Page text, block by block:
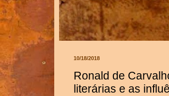
10/18/2018
Ronald de
literárias e as